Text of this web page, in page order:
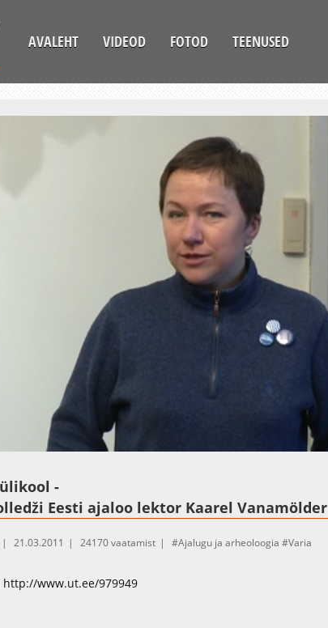
AVALEHT VIDEOD FOTOD TEENUSED
-
Eesti ajaloo lektor Kaarel Vanamölder
21.03.2011 24170 vaatamist Ajalugu ja arheoloogia Varia
http://www.ut.ee/979949